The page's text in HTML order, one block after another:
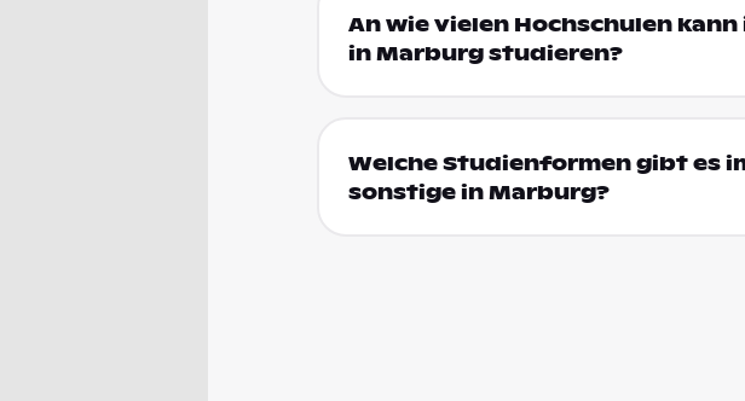
An wie vielen Hochschulen
in Marburg studieren?
Welche Studienformen gibt es
sonstige in Marburg?